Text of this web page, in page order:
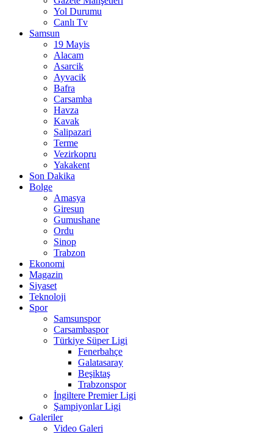
Yol Durumu
Canlı Tv
Samsun
19 Mayis
Alacam
Asarcik
Ayvacik
Bafra
Carsamba
Havza
Kavak
Salipazari
Terme
Vezirkopru
Yakakent
Son Dakika
Bolge
Amasya
Giresun
Gumushane
Ordu
Sinop
Trabzon
Ekonomi
Magazin
Siyaset
Teknoloji
Spor
Samsunspor
Carsambaspor
Türkiye Süper Ligi
Fenerbahçe
Galatasaray
Beşiktaş
Trabzonspor
İngiltere Premier Ligi
Şampiyonlar Ligi
Galeriler
Video Galeri